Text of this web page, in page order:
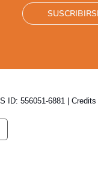
ID: 556051-6881 | Credits